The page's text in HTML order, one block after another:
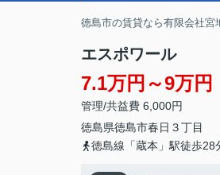
徳島市の賃貸なら有限会社宮
エスポワール
7.1万円～9万円
管理/共益費 6,000円
徳島県徳島市春日 ３丁目
徳島線「蔵本」駅徒歩28